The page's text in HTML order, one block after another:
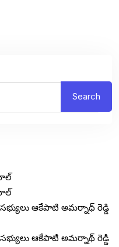
Search
ఆకేపాటి అమర్నాథ్ రెడ్డి
ఆకేపాటి అమర్నాథ్ రెడ్డి